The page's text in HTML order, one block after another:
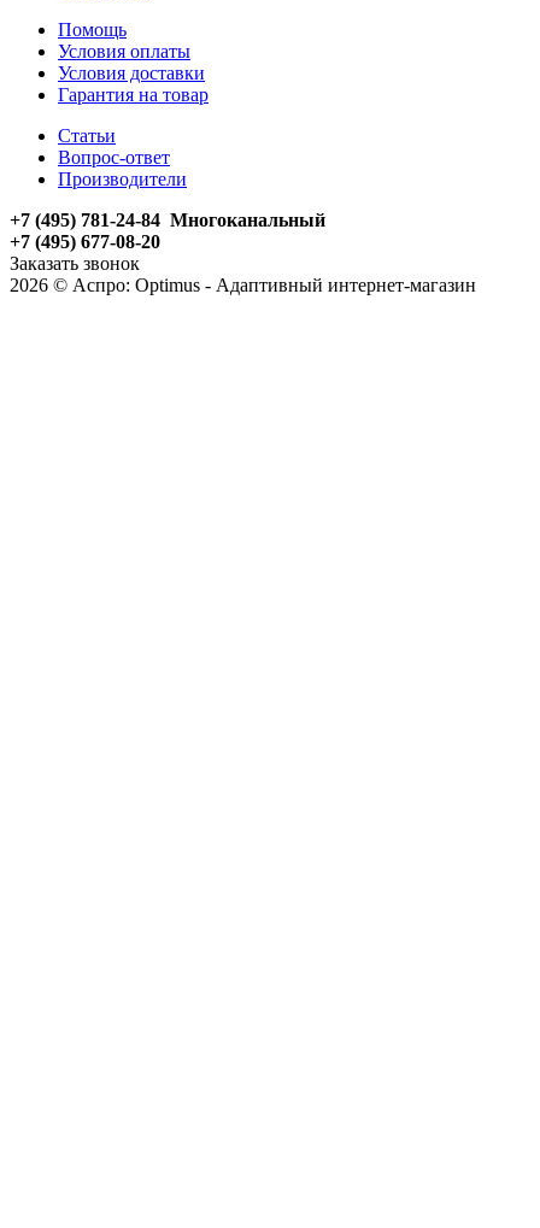
Помощь
Условия оплаты
Условия доставки
Гарантия на товар
Статьи
Вопрос-ответ
Производители
+7 (495) 781-24-84 Многоканальный
+7 (495) 677-08-20
Заказать звонок
2026 © Аспро: Optimus - Адаптивный интернет-магазин